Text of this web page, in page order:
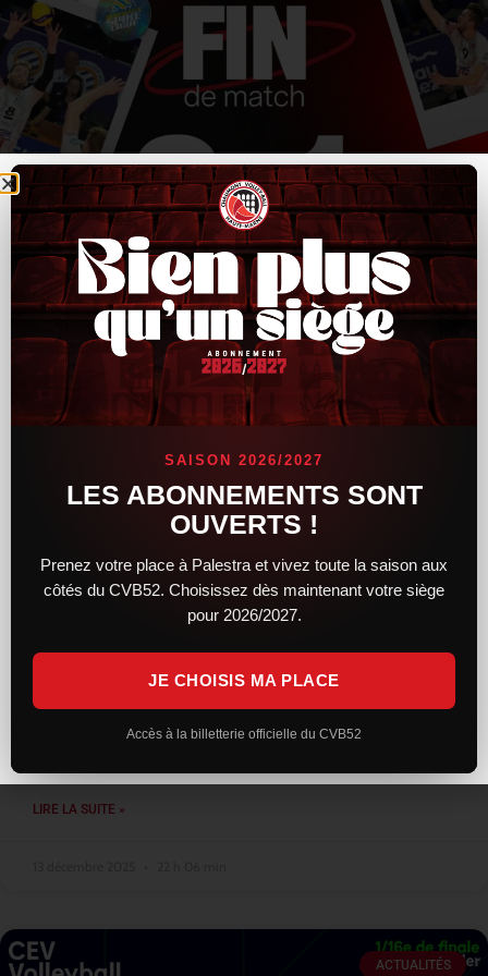
Une résistance courageuse, mais
Face au leader montpelliérain, le CVB52 a livré une prestation
sérieuse et engagée. Solides dès l’entame, les Chaumontais ont
su concrétiser leur bon début de match en remportant le
LIRE LA SUITE »
ACTUALITÉS
SAISON 2026/2027
LES ABONNEMENTS SONT
OUVERTS !
Prenez votre place à Palestra et vivez toute la saison aux
côtés du CVB52. Choisissez dès maintenant votre siège
pour 2026/2027.
JE CHOISIS MA PLACE
Accès à la billetterie officielle du CVB52